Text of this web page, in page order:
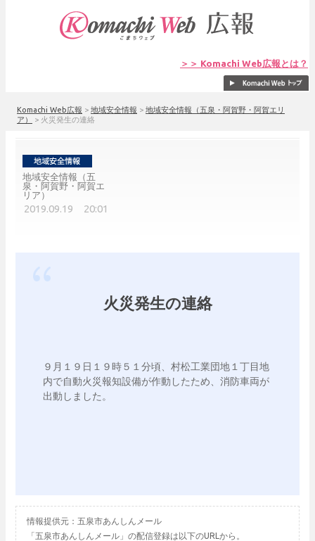
＞＞ Komachi Web広報とは？
Komachi Web広報 > 地域安全情報 > 地域安全情報（五泉・阿賀野・阿賀エリ
ア）
> 火災発生の連絡
地域安全情報（五
泉・阿賀野・阿賀エ
リア）
2019.09.19 20:01
火災発生の連絡
９月１９日１９時５１分頃、村松工業団地１丁目地
内で自動火災報知設備が作動したため、消防車両が
出動しました。
情報提供元：五泉市あんしんメール
「五泉市あんしんメール」の配信登録は以下のURLから。